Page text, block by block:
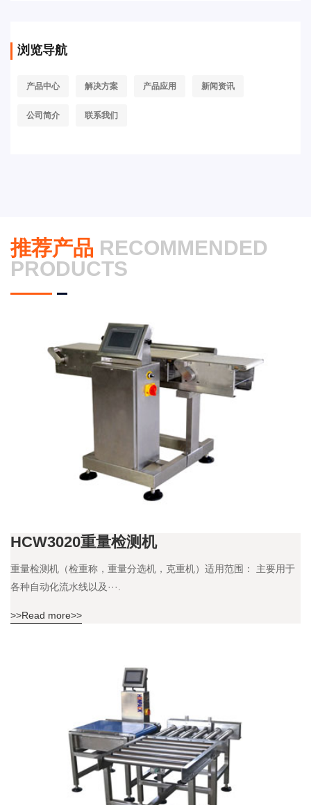
浏览导航
产品中心 解决方案 产品应用 新闻资讯
公司简介 联系我们
推荐产品 RECOMMENDED
PRODUCTS
HCW3020重量检测机
重量检测机（检重称，重量分选机，克重机）适用范围： 主要用于
各种自动化流水线以及···.
>>Read more>>